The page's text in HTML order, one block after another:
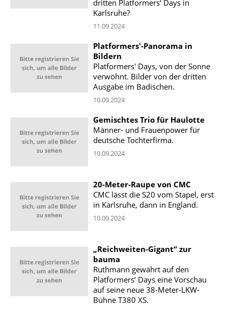
dritten Platformers‘ Days in
Karlsruhe?
11.09.2024
Platformers'-Panorama in
Bildern
Platformers' Days, von der Sonne
verwöhnt. Bilder von der dritten
Ausgabe im Badischen.
10.09.2024
Gemischtes Trio für Haulotte
Männer- und Frauenpower für
deutsche Tochterfirma.
10.09.2024
20-Meter-Raupe von CMC
CMC lässt die S20 vom Stapel, erst
in Karlsruhe, dann in England.
10.09.2024
„Reichweiten-Gigant“ zur
bauma
Ruthmann gewährt auf den
Platformers‘ Days eine Vorschau
auf seine neue 38-Meter-LKW-
Bühne T380 XS.